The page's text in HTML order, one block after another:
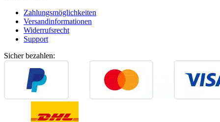
Zahlungsmöglichkeiten
Versandinformationen
Widerrufsrecht
Support
Sicher bezahlen: